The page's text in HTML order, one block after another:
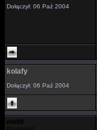
Dołączył: 06 Paź 2004
kolafy
Dołączył: 06 Paź 2004
mk89